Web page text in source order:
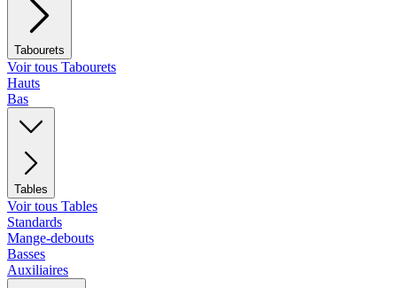
Tabourets
Voir tous Tabourets
Hauts
Bas
Tables
Voir tous Tables
Standards
Mange-debouts
Basses
Auxiliaires